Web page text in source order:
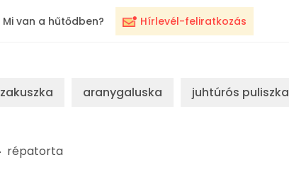
Hírlevél-feliratkozás
Mi van a hűtődben?
zakuszka aranygaluska juhtúrós puliszka
répatorta